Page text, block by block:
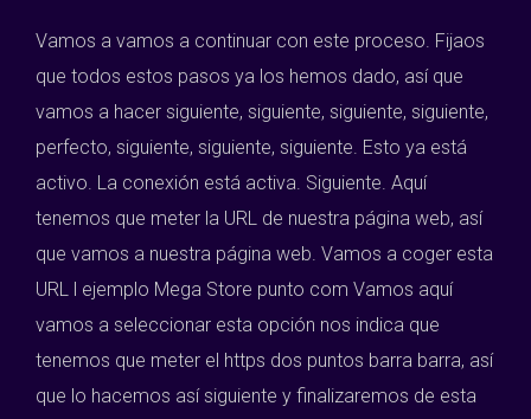
Vamos a vamos a continuar con este proceso. Fijaos
que todos estos pasos ya los hemos dado, así que
vamos a hacer siguiente, siguiente, siguiente, siguiente,
perfecto, siguiente, siguiente, siguiente. Esto ya está
activo. La conexión está activa. Siguiente. Aquí
tenemos que meter la URL de nuestra página web, así
que vamos a nuestra página web. Vamos a coger esta
URL l ejemplo Mega Store punto com Vamos aquí
vamos a seleccionar esta opción nos indica que
tenemos que meter el https dos puntos barra barra, así
que lo hacemos así siguiente y finalizaremos de esta